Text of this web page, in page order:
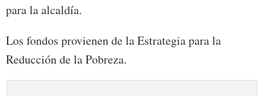
para la alcaldía.
Los fondos provienen de la Estrategia para la
Reducción de la Pobreza.